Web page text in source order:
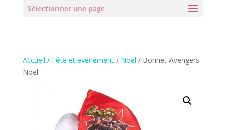
Sélectionner une page
Accueil / Fête et evenement/ Noel / Bonnet Avengers
Noël